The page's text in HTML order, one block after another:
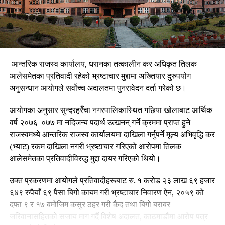
आन्तरिक राजस्व कार्यालय, धरानका तत्कालीन कर अधिकृत तिलक
आलेसमेतका प्रतिवादी रहेको भ्रष्टाचार मुद्दामा अख्तियार दुरुपयोग
अनुसन्धान आयोगले सर्वोच्च अदालतमा पुनरावेदन दर्ता गरेको छ।
आयोगका अनुसार सुन्दरहरैँचा नगरपालिकास्थित गछिया खोलाबाट आर्थिक
वर्ष २०७६-०७७ मा नदिजन्य पदार्थ उत्खनन् गर्ने क्रममा प्राप्त हुने
राजस्वमध्ये आन्तरिक राजस्व कार्यालयमा दाखिला गर्नुपर्ने मूल्य अभिवृद्धि कर
(भ्याट) रकम दाखिला नगरी भ्रष्टाचार गरिएको आरोपमा तिलक
आलेसमेतका प्रतिवादीविरुद्ध मुद्दा दायर गरिएको थियो।
उक्त प्रकरणमा आयोगले प्रतिवादीहरूबाट रु. १ करोड २३ लाख ६९ हजार
६४९ रुपैयाँ ६९ पैसा बिगो कायम गरी भ्रष्टाचार निवारण ऐन, २०५९ को
दफा ९ र १७ बमोजिम कसुर ठहर गरी कैद तथा बिगो बराबर
जरिवानासहितको सजाय माग गर्दै विशेष अदालत, काठमाडौंमा आरोप पत्र